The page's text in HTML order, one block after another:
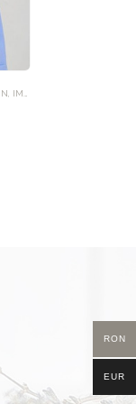
RON
EUR